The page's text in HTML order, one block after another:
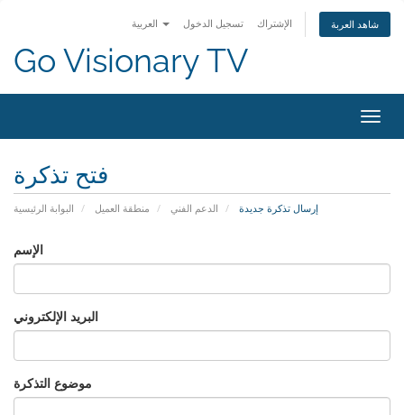
تسجيل الدخول الإشتراك شاهد العربة
Go Visionary TV
فتح تذكرة
البوابة الرئيسية منطقة العميل الدعم الفني إرسال تذكرة جديدة
الإسم
البريد الإلكتروني
موضوع التذكرة